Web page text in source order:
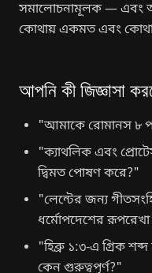
সমালোচনামূলক — এবং
কোথায় একমত এবং
আপনি কী জিজ্ঞাসা
"আমাকে রোমানস ৮
"ক্যাথলিক এবং
দ্বিমত পোষণ করে?"
"লেন্টের জন্য
ধর্মোপদেশের রূপরেখা
"হিব্রু ১:৩-এ গ্রিক
কেন গুরুত্বপূর্ণ?"